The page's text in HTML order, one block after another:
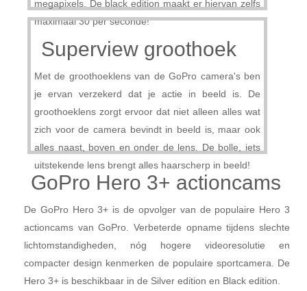
megapixels. De black edition maakt er hiervan zelfs
maximaal 30 per seconde!
Superview groothoek
Met de groothoeklens van de GoPro camera's ben
je ervan verzekerd dat je actie in beeld is. De
groothoeklens zorgt ervoor dat niet alleen alles wat
zich voor de camera bevindt in beeld is, maar ook
alles naast, boven en onder de lens. De bolle, iets
uitstekende lens brengt alles haarscherp in beeld!
GoPro Hero 3+ actioncams
De GoPro Hero 3+ is de opvolger van de populaire Hero 3
actioncams van GoPro. Verbeterde opname tijdens slechte
lichtomstandigheden, nóg hogere videoresolutie en
compacter design kenmerken de populaire sportcamera. De
Hero 3+ is beschikbaar in de Silver edition en Black edition.